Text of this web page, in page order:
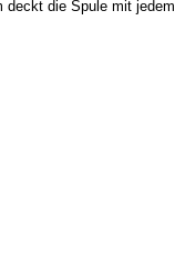
deckt die Spule mit jedem